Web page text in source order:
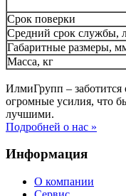
Срок поверки
Средний срок службы,
Габаритные размеры,
Масса, кг
ИлмиГрупп –
огромные усилия, что
лучшими.
Подробней о нас »
Информация
О компании